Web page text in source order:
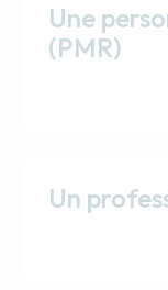
Une
(PMR)
Un